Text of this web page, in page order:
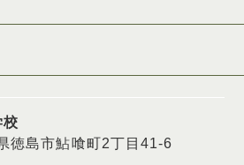
校
島市鮎喰町2丁目41-6